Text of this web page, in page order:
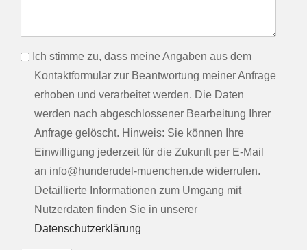
infoIch stimme zu, dass meine Angaben aus dem
Kontaktformular zur Beantwortung meiner Anfrage
erhoben und verarbeitet werden. Die Daten
werden nach abgeschlossener Bearbeitung Ihrer
Anfrage gelöscht. Hinweis: Sie können Ihre
Einwilligung jederzeit für die Zukunft per E-Mail
an info@hunderudel-muenchen.de widerrufen.
Detaillierte Informationen zum Umgang mit
Nutzerdaten finden Sie in unserer
Datenschutzerklärung